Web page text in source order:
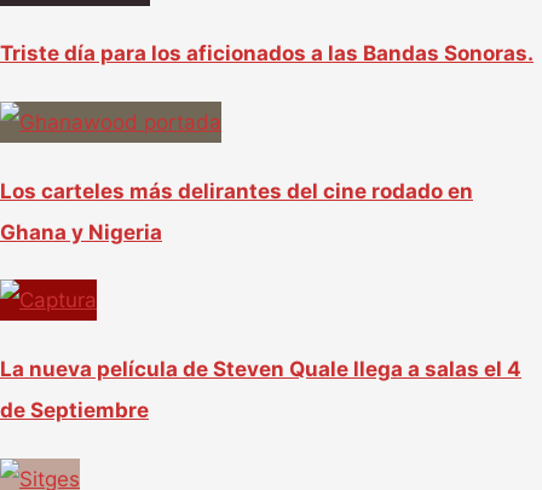
Triste día para los aficionados a las Bandas Sonoras.
Los carteles más delirantes del cine rodado en
Ghana y Nigeria
La nueva película de Steven Quale llega a salas el 4
de Septiembre